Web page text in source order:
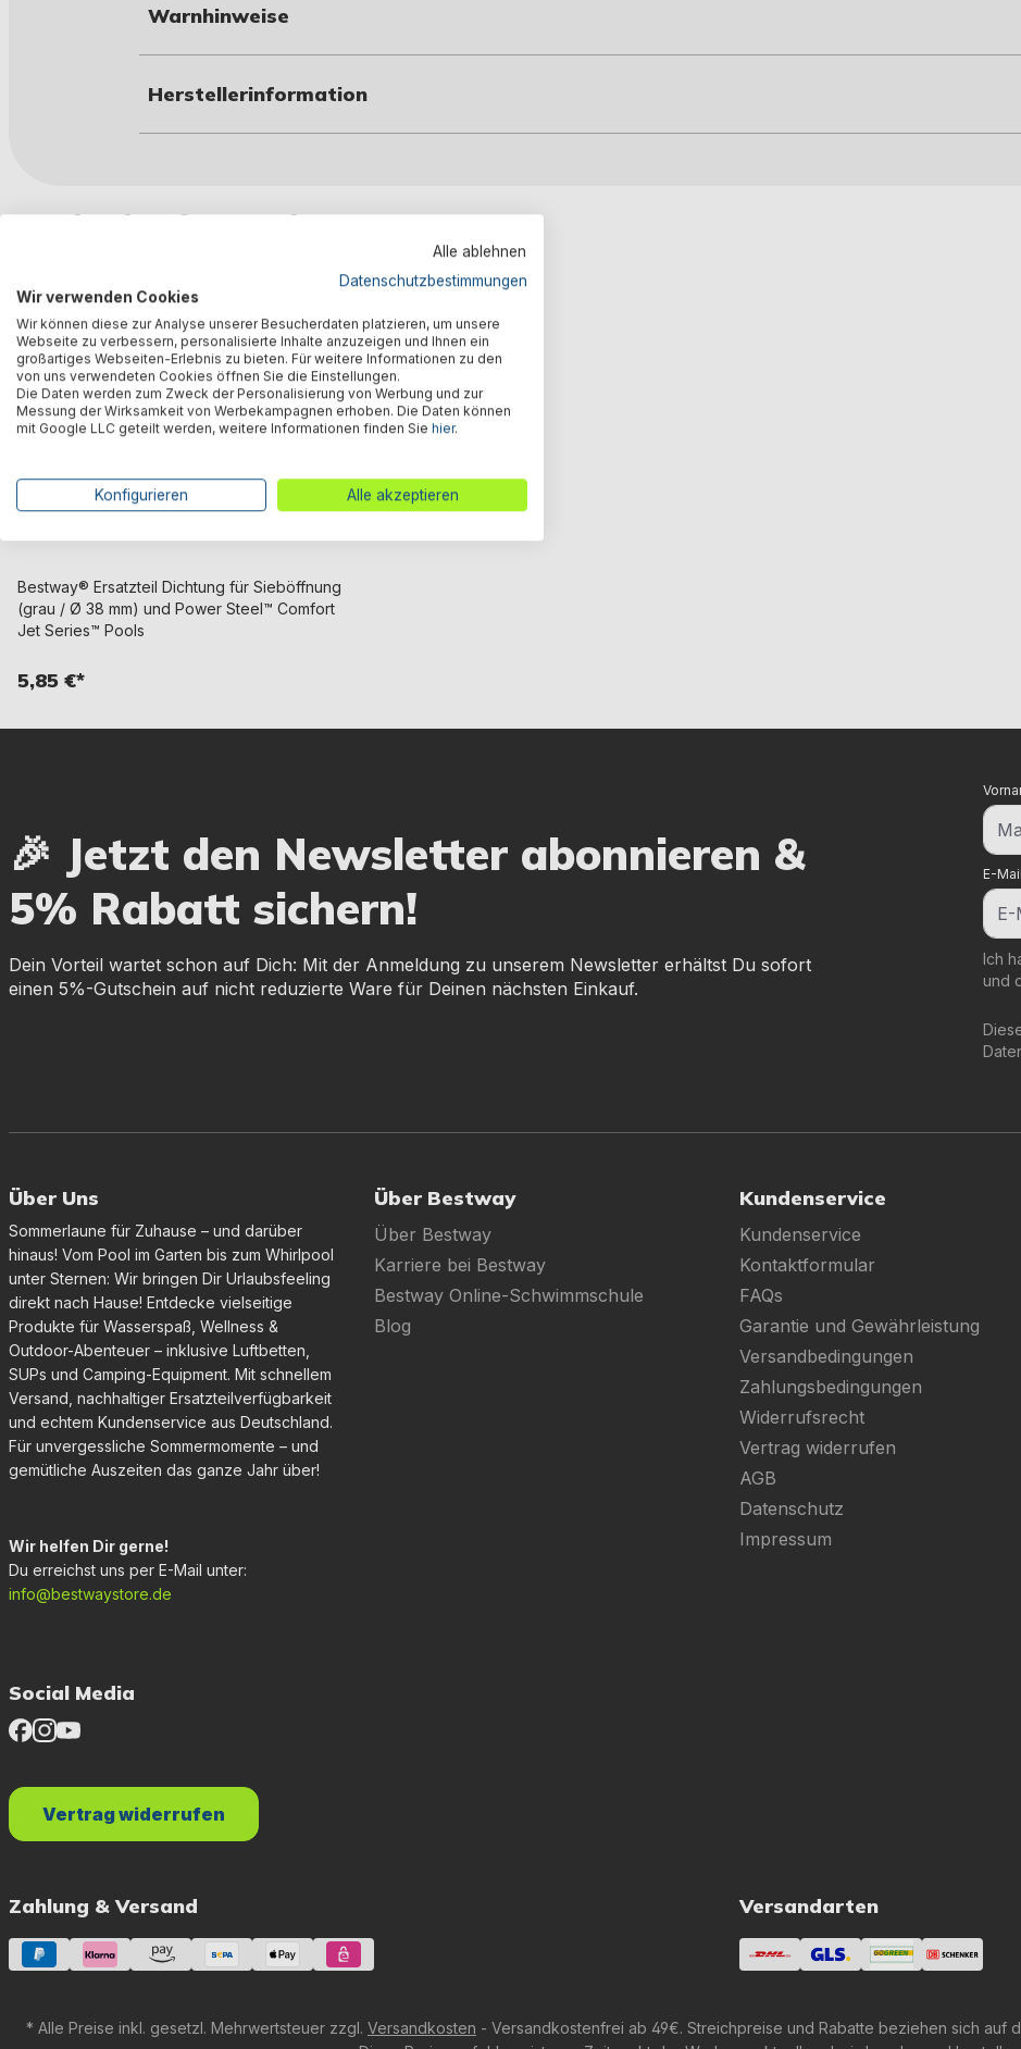
Warnhinweise
Herstellerinformation
Kunden kauften auch
Bestway® Ersatzteil Dichtung für Sieböffnung
(grau / Ø 38 mm) und Power Steel™ Comfort
Jet Series™ Pools
5,85 €*
🎉 Jetzt den Newsletter abonnieren &
5% Rabatt sichern!
Dein Vorteil wartet schon auf Dich: Mit der Anmeldung zu unserem Newsletter erhältst Du sofort
einen 5%-Gutschein auf nicht reduzierte Ware für Deinen nächsten Einkauf.
E-
Ich
und
Über Uns
Sommerlaune für Zuhause – und darüber
hinaus! Vom Pool im Garten bis zum Whirlpool
unter Sternen: Wir bringen Dir Urlaubsfeeling
direkt nach Hause! Entdecke vielseitige
Produkte für Wasserspaß, Wellness &
Outdoor-Abenteuer – inklusive Luftbetten,
SUPs und Camping-Equipment. Mit schnellem
Versand, nachhaltiger Ersatzteilverfügbarkeit
und echtem Kundenservice aus Deutschland.
Für unvergessliche Sommermomente – und
gemütliche Auszeiten das ganze Jahr über!
Wir helfen Dir gerne!
Du erreichst uns per E-Mail unter:
info@bestwaystore.de
Über Bestway
Über Bestway
Karriere bei Bestway
Bestway Online-Schwimmschule
Blog
Kundenservice
Kundenservice
Kontaktformular
FAQs
Garantie und Gewährleistung
Versandbedingungen
Zahlungsbedingungen
Widerrufsrecht
Vertrag widerrufen
AGB
Datenschutz
Impressum
Social Media
Zahlung & Versand Versandarten
Vertrag widerrufen
* Alle Preise inkl. gesetzl. Mehrwertsteuer zzgl. Versandkosten - Versandkostenfrei ab 49€. Streichpreise und Rabatte beziehen sich auf
Alle ablehnen
Datenschutzbestimmungen
Wir verwenden Cookies
Wir können diese zur Analyse unserer Besucherdaten platzieren, um unsere
Webseite zu verbessern, personalisierte Inhalte anzuzeigen und Ihnen ein
großartiges Webseiten-Erlebnis zu bieten. Für weitere Informationen zu den
von uns verwendeten Cookies öffnen Sie die Einstellungen.
Die Daten werden zum Zweck der Personalisierung von Werbung und zur
Messung der Wirksamkeit von Werbekampagnen erhoben. Die Daten können
mit Google LLC geteilt werden, weitere Informationen finden Sie hier.
Konfigurieren Alle akzeptieren